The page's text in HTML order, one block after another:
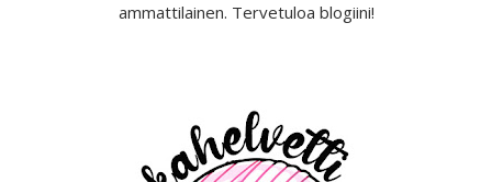
ammattilainen. Tervetuloa blogiini!